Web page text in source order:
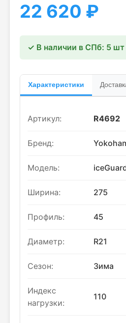
22 620 ₽
✓ В наличии в СПб: 5 шт
Характеристики
Артикул: R4692
Бренд:
Модель:
Ширина: 275
Профиль: 45
Диаметр: R21
Сезон: Зима
Индекс
нагрузки:
110